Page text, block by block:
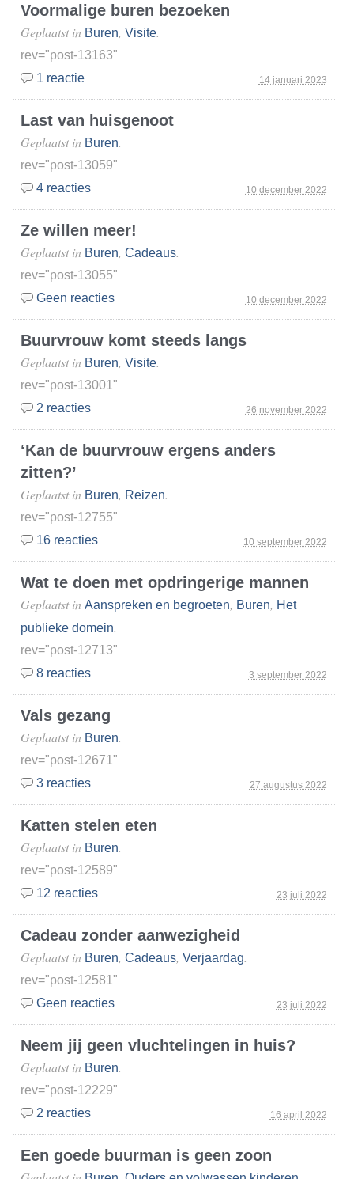
Voormalige buren bezoeken
14 januari 2023
Geplaatst in Buren, Visite.
rev="post-13163"
1 reactie
Last van huisgenoot
10 december 2022
Geplaatst in Buren.
rev="post-13059"
4 reacties
Ze willen meer!
10 december 2022
Geplaatst in Buren, Cadeaus.
rev="post-13055"
Geen reacties
Buurvrouw komt steeds langs
26 november 2022
Geplaatst in Buren, Visite.
rev="post-13001"
2 reacties
‘Kan de buurvrouw ergens anders
zitten?’
10 september 2022
Geplaatst in Buren, Reizen.
rev="post-12755"
16 reacties
Wat te doen met opdringerige mannen
3 september 2022
Geplaatst in Aanspreken en begroeten, Buren, Het
publieke domein.
rev="post-12713"
8 reacties
Vals gezang
27 augustus 2022
Geplaatst in Buren.
rev="post-12671"
3 reacties
Katten stelen eten
23 juli 2022
Geplaatst in Buren.
rev="post-12589"
12 reacties
Cadeau zonder aanwezigheid
23 juli 2022
Geplaatst in Buren, Cadeaus, Verjaardag.
rev="post-12581"
Geen reacties
Neem jij geen vluchtelingen in huis?
16 april 2022
Geplaatst in Buren.
rev="post-12229"
2 reacties
Een goede buurman is geen zoon